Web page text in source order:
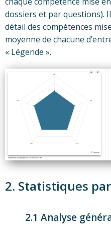
dossiers et par questions).
détail des compétences
moyenne de chacune
« Légende ».
2. Statistiques
2.1 Analyse